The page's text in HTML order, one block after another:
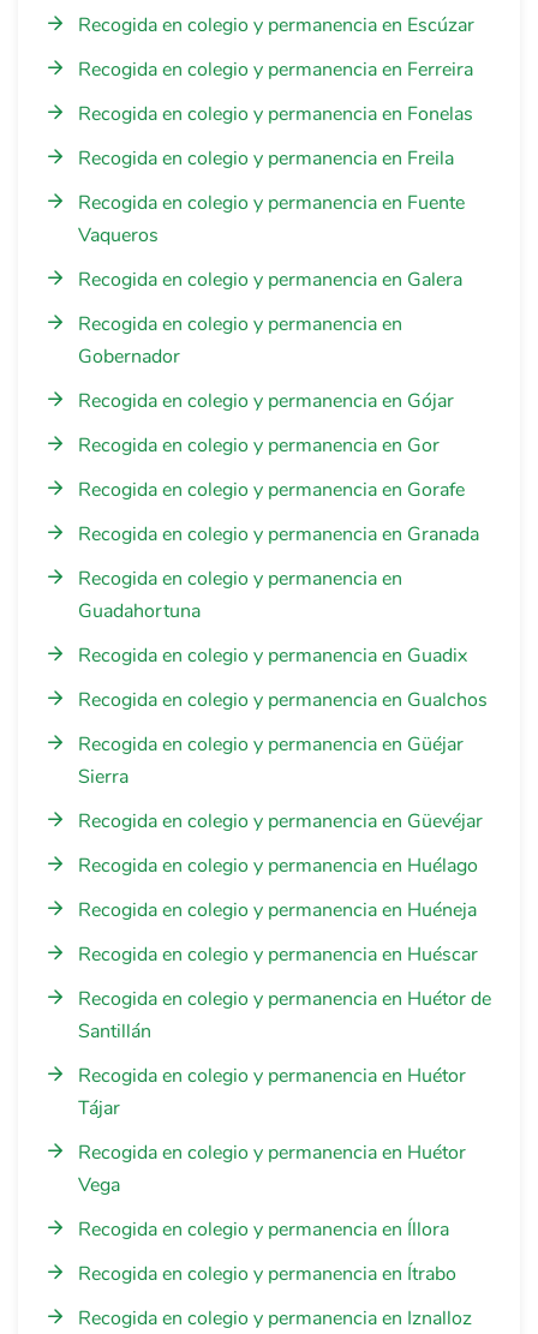
Recogida en colegio y permanencia en Escúzar
Recogida en colegio y permanencia en Ferreira
Recogida en colegio y permanencia en Fonelas
Recogida en colegio y permanencia en Freila
Recogida en colegio y permanencia en Fuente
Vaqueros
Recogida en colegio y permanencia en Galera
Recogida en colegio y permanencia en
Gobernador
Recogida en colegio y permanencia en Gójar
Recogida en colegio y permanencia en Gor
Recogida en colegio y permanencia en Gorafe
Recogida en colegio y permanencia en Granada
Recogida en colegio y permanencia en
Guadahortuna
Recogida en colegio y permanencia en Guadix
Recogida en colegio y permanencia en Gualchos
Recogida en colegio y permanencia en Güéjar
Sierra
Recogida en colegio y permanencia en Güevéjar
Recogida en colegio y permanencia en Huélago
Recogida en colegio y permanencia en Huéneja
Recogida en colegio y permanencia en Huéscar
Recogida en colegio y permanencia en Huétor de
Santillán
Recogida en colegio y permanencia en Huétor
Tájar
Recogida en colegio y permanencia en Huétor
Vega
Recogida en colegio y permanencia en Íllora
Recogida en colegio y permanencia en Ítrabo
Recogida en colegio y permanencia en Iznalloz